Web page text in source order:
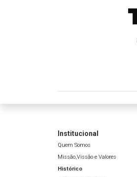
Institucional
Quem Somos
Missão,Vissão e Valores
Histórico